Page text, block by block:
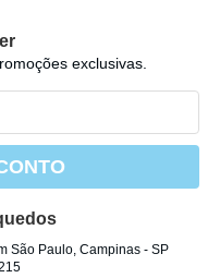
exclusivas.
São Paulo, Campinas- SP